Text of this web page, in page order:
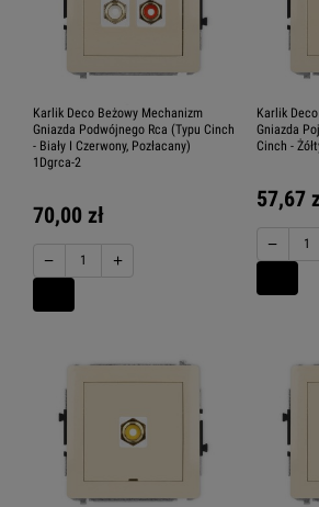
Karlik Deco Beżowy Mechanizm
Gniazda Podwójnego Rca (Typu Cinch
- Biały I Czerwony, Pozłacany)
1Dgrca-2
70,00 zł
− +
Karlik
Gniazda
Cinch -
57,67
−